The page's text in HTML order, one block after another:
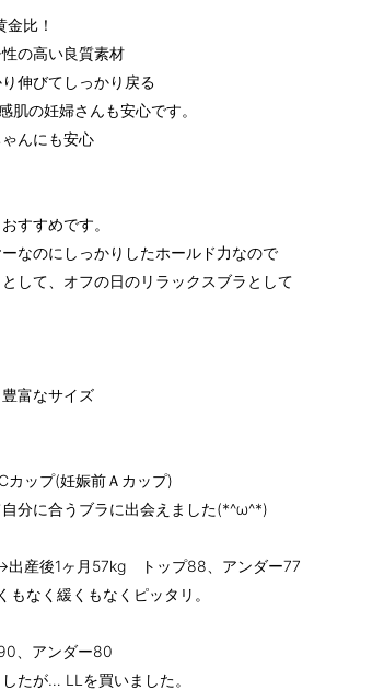
比！
の高い良質素材
伸びてしっかり戻る
肌の妊婦さんも安心です。
んにも安心
すすめです。
なのにしっかりしたホールド力なので
して、オフの日のリラックスブラとして
富なサイズ
カップ(妊娠前Ａカップ)
分に合うブラに出会えました(*^ω^*)
産後1ヶ月57kg トップ88、アンダー77
なく緩くもなくピッタリ。
、アンダー80
たが… LLを買いました。